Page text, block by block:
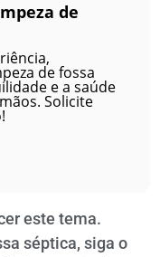
de
de fossa
e a saúde
Solicite
este tema.
séptica, siga o